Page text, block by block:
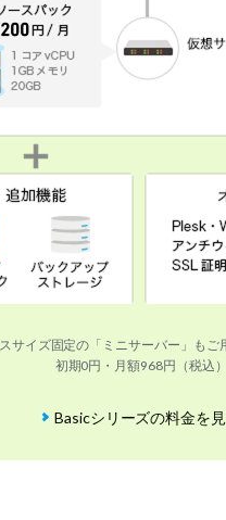
サイズ固定の「ミニサーバー」もご
初期0円・月額968円（税込）
Basicシリーズの料金を